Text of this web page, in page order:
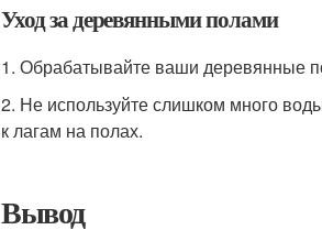
Уход за деревянными полами
1. Обрабатывайте ваши деревянные
2. Не используйте слишком много
к лагам на полах.
Вывод